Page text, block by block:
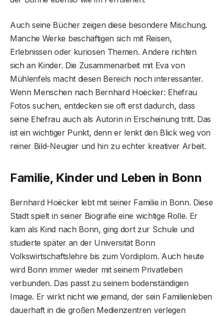
Auch seine Bücher zeigen diese besondere Mischung.
Manche Werke beschäftigen sich mit Reisen,
Erlebnissen oder kuriosen Themen. Andere richten
sich an Kinder. Die Zusammenarbeit mit Eva von
Mühlenfels macht diesen Bereich noch interessanter.
Wenn Menschen nach Bernhard Hoëcker: Ehefrau
Fotos suchen, entdecken sie oft erst dadurch, dass
seine Ehefrau auch als Autorin in Erscheinung tritt. Das
ist ein wichtiger Punkt, denn er lenkt den Blick weg von
reiner Bild-Neugier und hin zu echter kreativer Arbeit.
Familie, Kinder und Leben in Bonn
Bernhard Hoëcker lebt mit seiner Familie in Bonn. Diese
Stadt spielt in seiner Biografie eine wichtige Rolle. Er
kam als Kind nach Bonn, ging dort zur Schule und
studierte später an der Universität Bonn
Volkswirtschaftslehre bis zum Vordiplom. Auch heute
wird Bonn immer wieder mit seinem Privatleben
verbunden. Das passt zu seinem bodenständigen
Image. Er wirkt nicht wie jemand, der sein Familienleben
dauerhaft in die großen Medienzentren verlegen